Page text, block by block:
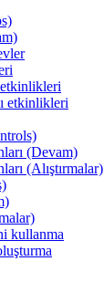
etkinlikleri
etkinlikleri
(Devam)
(Alıştırmalar)
kullanma